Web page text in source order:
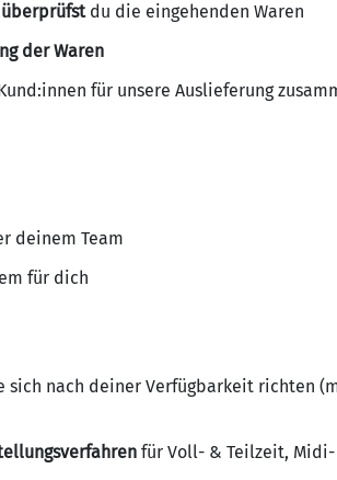
du die eingehenden Waren
der Waren
für unsere Auslieferung
deinem Team
für dich
sich nach deiner Verfügbarkeit richten
für Voll- & Teilzeit,